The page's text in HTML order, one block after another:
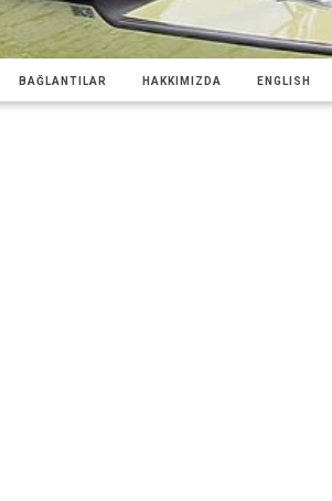
BAĞLANTILAR HAKKIMIZDA ENGLISH